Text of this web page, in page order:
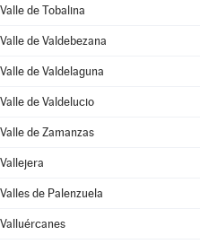
Valle de Tobalina
Valle de Valdebezana
Valle de Valdelaguna
Valle de Valdelucio
Valle de Zamanzas
Vallejera
Valles de Palenzuela
Valluércanes